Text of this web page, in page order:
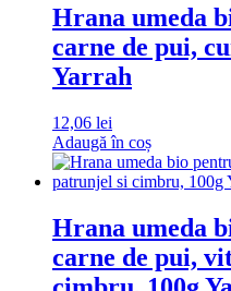
Hrana umeda
carne de pui,
Yarrah
12,06 lei
Adaugă în coș
Hrana umeda
carne de pui,